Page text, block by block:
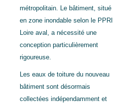
métropolitain. Le bâtiment, situé
en zone inondable selon le PPRI
Loire aval, a nécessité une
conception particulièrement
rigoureuse.
Les eaux de toiture du nouveau
bâtiment sont désormais
collectées indépendamment et